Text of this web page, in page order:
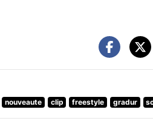
nouveaute clip freestyle gradur